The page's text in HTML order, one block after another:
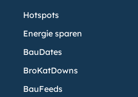
Hotspots
Energie sparen
BauDates
BroKatDowns
BauFeeds